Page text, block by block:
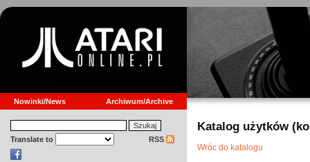
Nowinki/News Archiwum/Archive
Translate to RSS
Katalog użytków
Wróc do katalogu